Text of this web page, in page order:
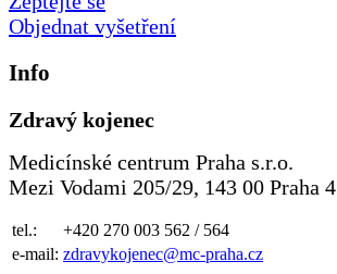
Objednat vyšetření
Info
Zdravý kojenec
Medicínské centrum Praha s.r.o.
Mezi Vodami 205/29, 143 00 Praha 4
tel.:
+420 270 003 562 / 564
e-mail: zdravykojenec@mc-praha.cz